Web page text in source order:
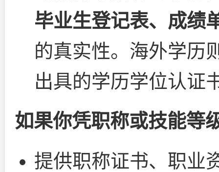
毕业生登记表、成绩
的真实性。海外学历
出具的学历学位认证
如果你凭职称或技能等
提供职称证书、职业